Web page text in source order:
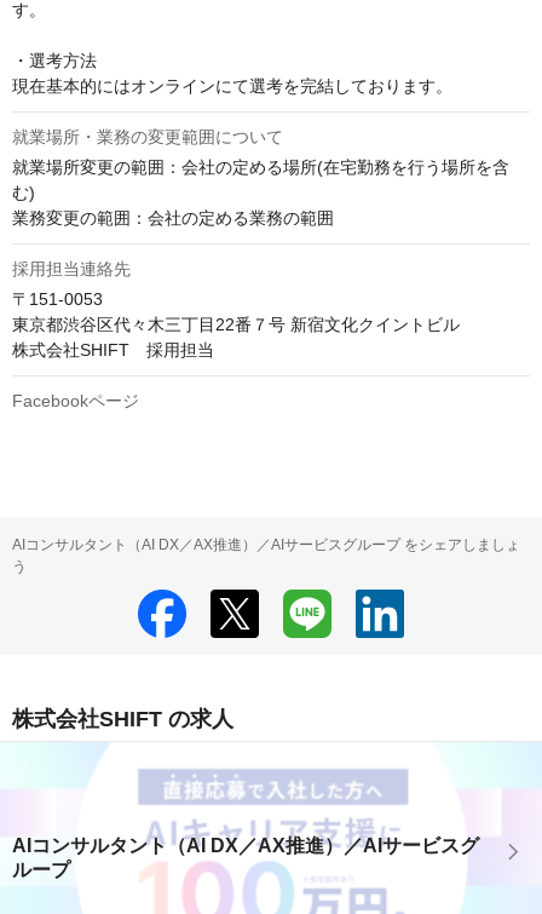
す。
・選考方法
現在基本的にはオンラインにて選考を完結しております。
就業場所・業務の変更範囲について
就業場所変更の範囲：会社の定める場所(在宅勤務を行う場所を含
む)
業務変更の範囲：会社の定める業務の範囲
採用担当連絡先
〒151-0053
東京都渋谷区代々木三丁目22番７号 新宿文化クイントビル
株式会社SHIFT　採用担当
Facebookページ
AIコンサルタント（AI DX／AX推進）／AIサービスグループ をシェアしましょ
う
株式会社SHIFT の求人
AIコンサルタント（AI DX／AX推進）／AIサービスグ
ループ